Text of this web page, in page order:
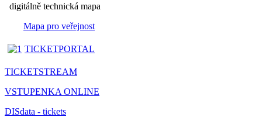
digitálně technická mapa
Mapa pro veřejnost
TICKETPORTAL
TICKETSTREAM
VSTUPENKA ONLINE
DISdata - tickets